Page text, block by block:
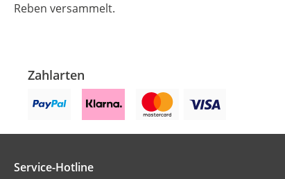
Reben versammelt.
Zahlarten
Service-Hotline